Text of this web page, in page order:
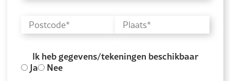
Ik heb gegevens/tekeningen beschikbaar
Ja
Nee